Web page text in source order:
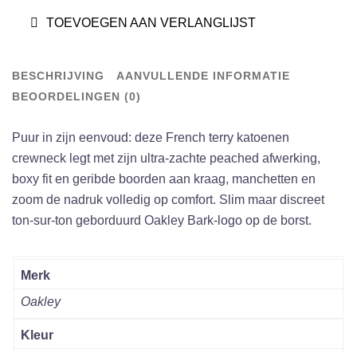
SWEATSHIRT
TOEVOEGEN AAN VERLANGLIJST
BESCHRIJVING
AANVULLENDE INFORMATIE
BEOORDELINGEN (0)
Puur in zijn eenvoud: deze French terry katoenen
crewneck legt met zijn ultra-zachte peached afwerking,
boxy fit en geribde boorden aan kraag, manchetten en
zoom de nadruk volledig op comfort. Slim maar discreet
ton-sur-ton geborduurd Oakley Bark-logo op de borst.
Merk
Oakley
Kleur